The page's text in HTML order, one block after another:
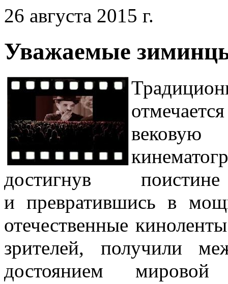
26 августа 2015 г.
Уважаемые
достигнув
и превратившись в
отечественные
зрителей, получили
достоянием мировой